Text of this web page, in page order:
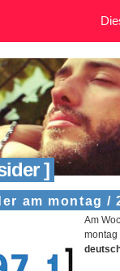
]
am montag /
Am
montag